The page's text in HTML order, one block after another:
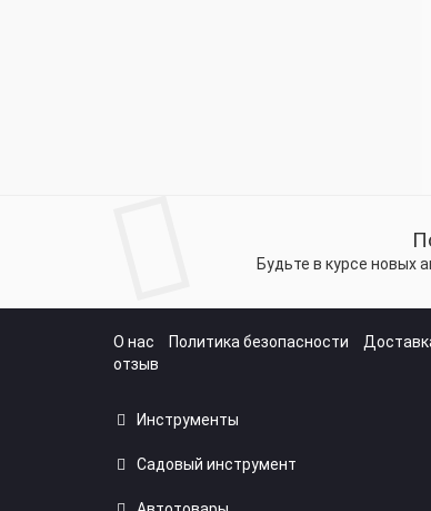
Будьте в курсе новых
О нас Политика безопасности
отзыв
Инструменты
Садовый инструмент